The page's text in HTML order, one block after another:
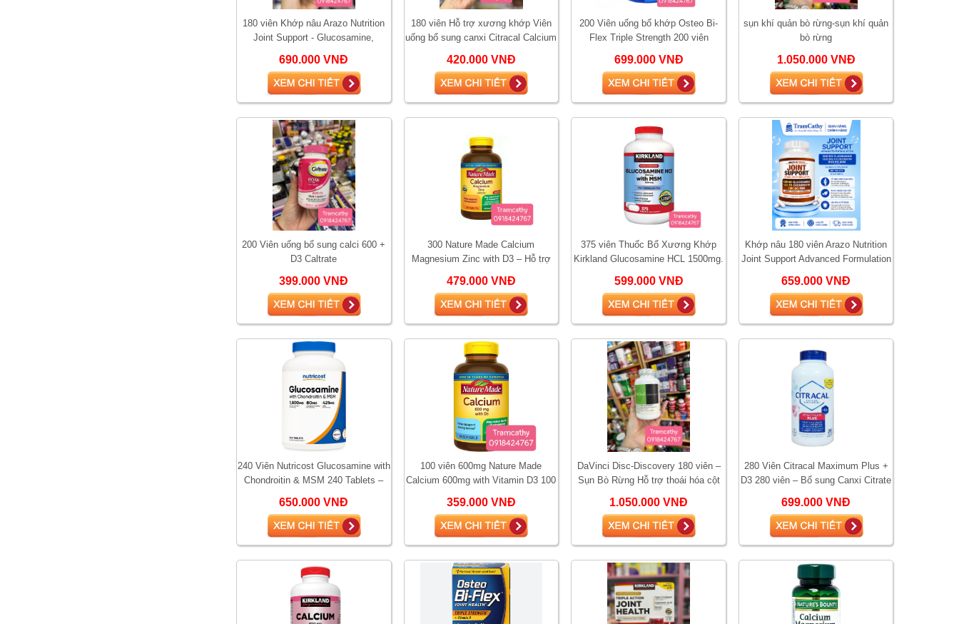
180 viên Khớp nâu Arazo Nutrition
Joint Support - Glucosamine,
690.000 VNĐ
180 viên Hỗ trợ xương khớp Viên
uống bổ sung canxi Citracal Calcium
420.000 VNĐ
200 Viên uống bổ khớp Osteo Bi-
Flex Triple Strength 200 viên
699.000 VNĐ
sụn khí quản bò rừng-sụn khí quản
bò rừng
1.050.000 VNĐ
200 Viên uống bổ sung calci 600 +
D3 Caltrate
399.000 VNĐ
300 Nature Made Calcium
Magnesium Zinc with D3 – Hỗ trợ
tổng thể
479.000 VNĐ
375 viên Thuốc Bổ Xương Khớp
Kirkland Glucosamine HCL 1500mg.
599.000 VNĐ
Khớp nâu 180 viên Arazo Nutrition
Joint Support Advanced Formulation
659.000 VNĐ
240 Viên Nutricost Glucosamine with
Chondroitin & MSM 240 Tablets –
650.000 VNĐ
100 viên 600mg Nature Made
Calcium 600mg with Vitamin D3 100
chắc
359.000 VNĐ
DaVinci Disc-Discovery 180 viên –
Sụn Bò Rừng Hỗ trợ thoái hóa cột
1.050.000 VNĐ
280 Viên Citracal Maximum Plus +
D3 280 viên – Bổ sung Canxi Citrate
699.000 VNĐ